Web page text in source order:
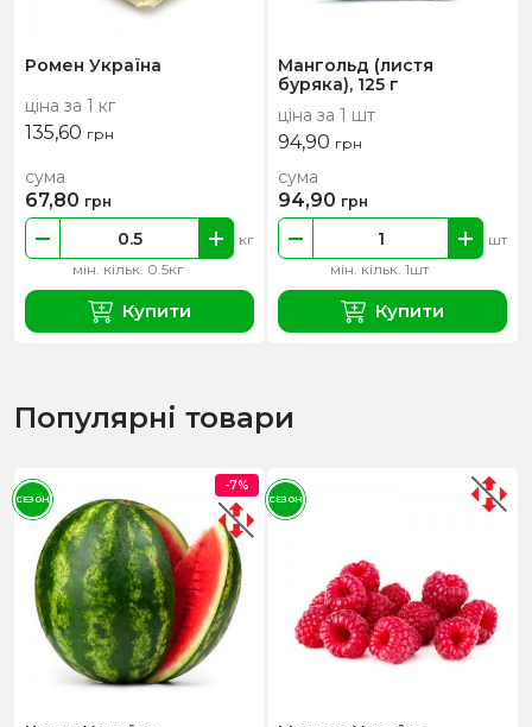
Ромен Україна
ціна за 1 кг
135,60 грн
мін. кільк. 0.5кг
кг
сума
67,80 грн
Купити
Мангольд (листя
буряка), 125 г
ціна за 1 шт
94,90 грн
мін. кільк. 1шт
шт
сума
94,90 грн
Купити
Популярні товари
-7%
СЕЗОН СЕЗОН